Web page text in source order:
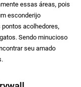
essas áreas, pois
esconderijo
acolhedores,
Sendo minucioso
seu amado